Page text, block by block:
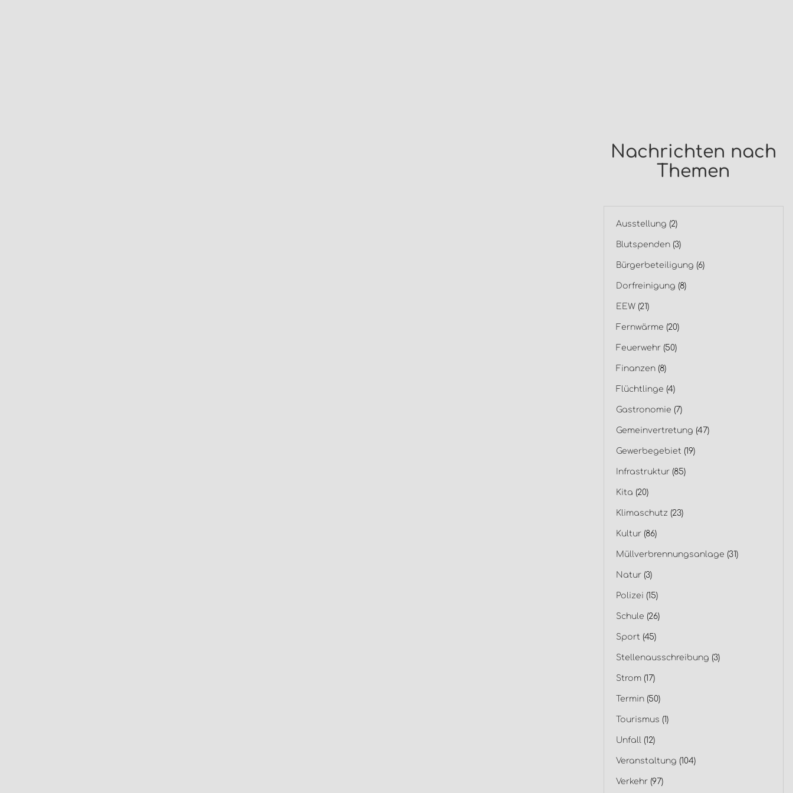
Nachrichten nach
Themen
Ausstellung (2)
Blutspenden(3)
Bürgerbeteiligung (6)
Dorfreinigung (8)
EEW(21)
Fernwärme (20)
Feuerwehr(50)
Finanzen(8)
Flüchtlinge (4)
Gastronomie (7)
Gemeinvertretung (47)
Gewerbegebiet (19)
Infrastruktur(85)
Kita (20)
Klimaschutz (23)
Kultur(86)
Müllverbrennungsanlage (31)
Natur(3)
Polizei (15)
Schule (26)
Sport (45)
Stellenausschreibung (3)
Strom(17)
Termin(50)
Tourismus (1)
Unfall (12)
Veranstaltung (104)
Verkehr(97)